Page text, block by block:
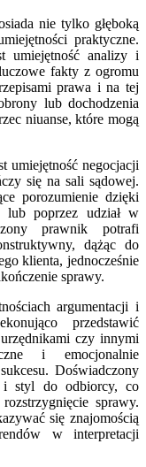
nie tylko głęboką
praktyczne.
umiejętność analizy i
fakty z ogromu
prawa i na tej
lub dochodzenia
niuanse, które mogą
umiejętność negocjacji
się na sali sądowej.
porozumienie dzięki
lub poprzez udział w
prawnik potrafi
dążąc do
klienta, jednocześnie
sprawy.
argumentacji i
przedstawić
czy innymi
i emocjonalnie
Doświadczony
i styl do odbiorcy, co
sprawy.
się znajomością
w interpretacji